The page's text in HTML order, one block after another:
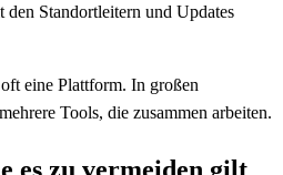
Standortleitern und Updates
eine Plattform. In großen
Tools, die zusammen arbeiten.
es zu vermeiden gilt